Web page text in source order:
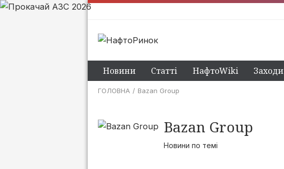
Новини Статті НафтоWiki Заходи
ГОЛОВНА Bazan Group
Bazan Group
Новини по темі